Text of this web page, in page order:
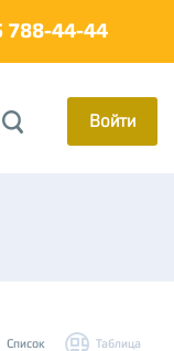
788-44-44
Войти
Список Таблица